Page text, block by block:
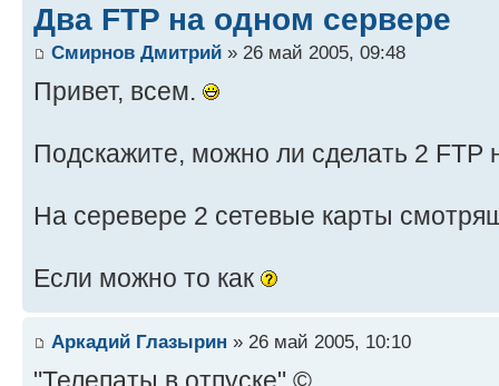
Два FTP на одном сервере
Смирнов Дмитрий » 26 май 2005, 09:48
Привет, всем.
Подскажите, можно ли сделать 2
На серевере 2 сетевые карты
Если можно то как
Аркадий Глазырин » 26 май 2005, 10:10
"Телепаты в отпуске" ©